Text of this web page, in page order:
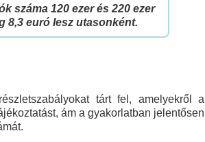
száma 120 ezer és 220 ezer
8,3 euró lesz utasonként.
tárt fel, amelyekről a
ám a gyakorlatban jelentősen